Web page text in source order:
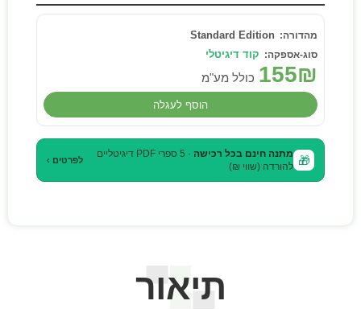
Standard Edition
קוד דיגיטלי
155₪ כולל מע"מ
הוסף לעגלה
🎁 מתנה חינם בכל רכישה
· 5 ספרי PDF דיגיטליים
להורדה (שווי ₪)
לפרטים ›
תיאור